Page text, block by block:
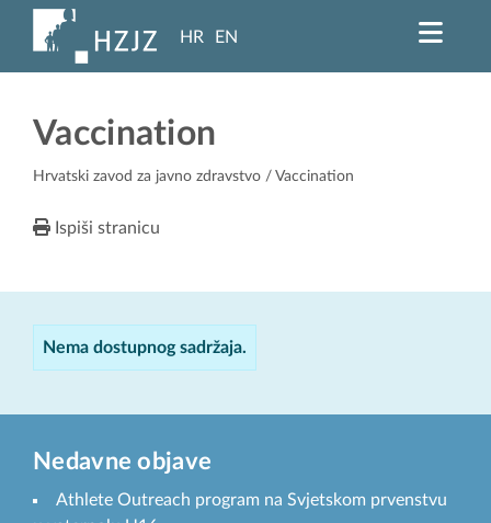
HR EN
Vaccination
Hrvatski zavod za javno zdravstvo / Vaccination
Ispiši stranicu
Nema dostupnog sadržaja.
Nedavne objave
Athlete Outreach program na Svjetskom prvenstvu